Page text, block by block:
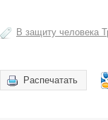
В защиту человека
Распечатать